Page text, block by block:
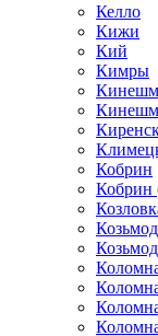
Келло
Кижи
Кий
Кимры
Кобрин
Кобрин